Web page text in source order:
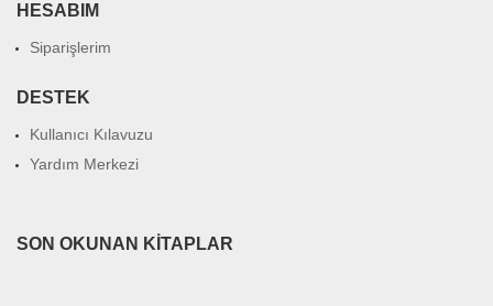
HESABIM
Siparişlerim
DESTEK
Kullanıcı Kılavuzu
Yardım Merkezi
SON OKUNAN KITAPLAR